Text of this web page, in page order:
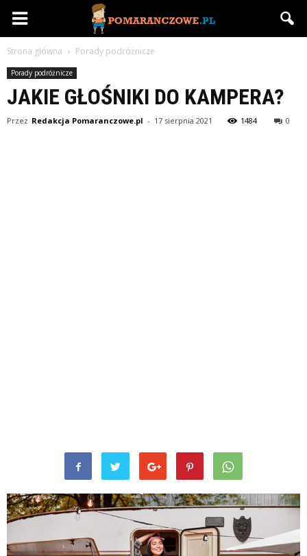
Pomaranczowe.pl
Strona główna Porady podróżnicze
Porady podróżnicze
JAKIE GŁOŚNIKI DO KAMPERA?
Przez Redakcja Pomaranczowe.pl - 17 sierpnia 2021 1484 0